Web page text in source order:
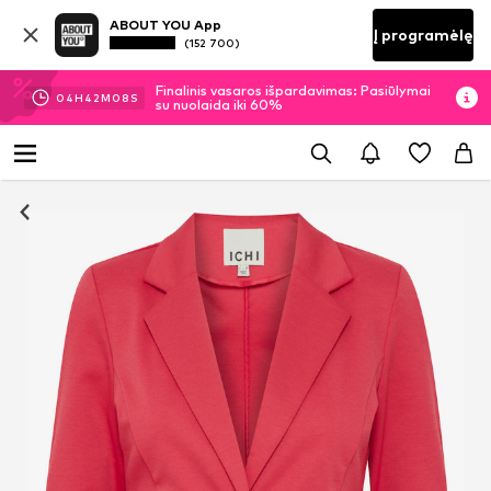
ABOUT YOU App
(152 700) Į programėlę
04H 42M 07 S
Finalinis vasaros išpardavimas: Pasiūlymai
su nuolaida iki 60%